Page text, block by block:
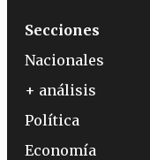
Secciones
Nacionales
+ análisis
Política
Economía